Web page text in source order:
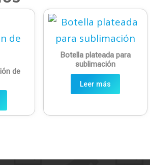
de
Botella plateada para
sublimación
Leer más